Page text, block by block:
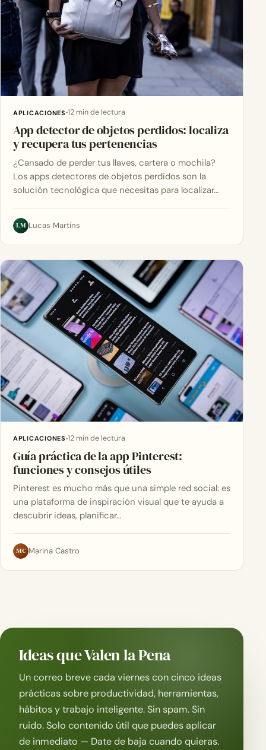
APLICACIONES 12 min de lectura
App detector de objetos perdidos: localiza
y recupera tus pertenencias
¿Cansado de perder tus llaves, cartera o mochila?
Los apps detectores de objetos perdidos son la
solución tecnológica que necesitas para localizar…
LM Lucas Martins
APLICACIONES 12 min de lectura
Guía práctica de la app Pinterest:
funciones y consejos útiles
Pinterest es mucho más que una simple red social: es
una plataforma de inspiración visual que te ayuda a
descubrir ideas, planificar…
MC Marina Castro
Ideas que Valen la Pena
Un correo breve cada viernes con cinco ideas
prácticas sobre productividad, herramientas,
hábitos y trabajo inteligente. Sin spam. Sin
ruido. Solo contenido útil que puedes aplicar
de inmediato — Date de baja cuando quieras.